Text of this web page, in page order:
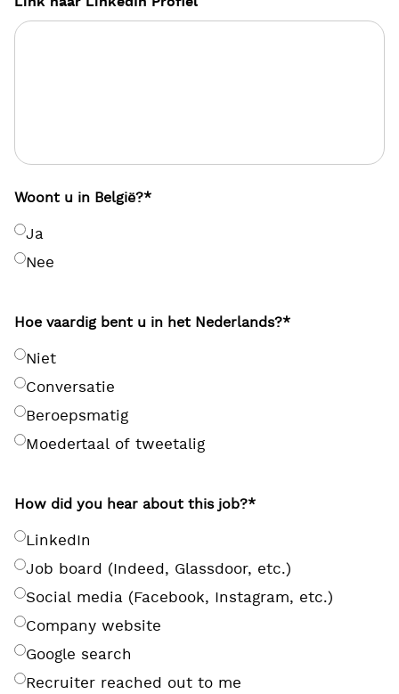
Woont u in België?*
Ja
Nee
Hoe vaardig bent u in het Nederlands?*
Niet
Conversatie
Beroepsmatig
Moedertaal of tweetalig
How did you hear about this job?*
LinkedIn
Job board (Indeed, Glassdoor, etc.)
Social media (Facebook, Instagram, etc.)
Company website
Google search
Recruiter reached out to me